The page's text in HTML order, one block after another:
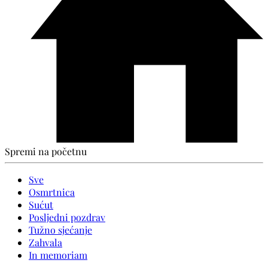
Spremi na početnu
Sve
Osmrtnica
Sućut
Posljedni pozdrav
Tužno sjećanje
Zahvala
In memoriam